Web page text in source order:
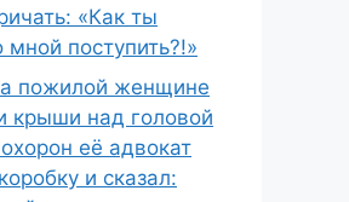
«Как ты
мной поступить?!»
пожилой женщине
крыши над головой
её адвокат
и сказал: